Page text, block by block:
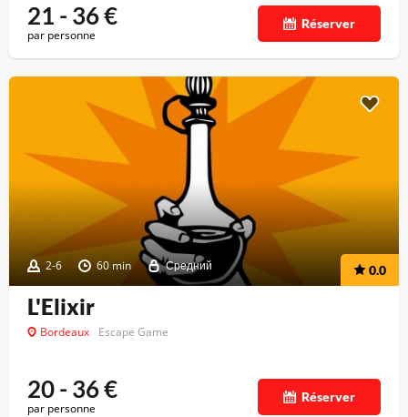
21 - 36€
par personne
Réserver
2-6 60 min Средний 0.0
L'Elixir
Bordeaux Escape Game
20 - 36€
par personne
Réserver